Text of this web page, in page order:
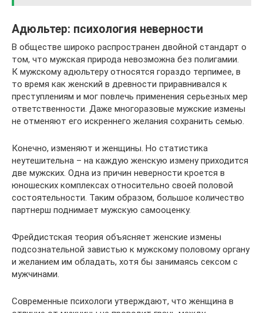
Адюльтер: психология неверности
В обществе широко распространен двойной стандарт о
том, что мужская природа невозможна без полигамии.
К мужскому адюльтеру относятся гораздо терпимее, в
то время как женский в древности приравнивался к
преступлениям и мог повлечь применения серьезных мер
ответственности. Даже многоразовые мужские измены
не отменяют его искреннего желания сохранить семью.
Конечно, изменяют и женщины. Но статистика
неутешительна – на каждую женскую измену приходится
две мужских. Одна из причин неверности кроется в
юношеских комплексах относительно своей половой
состоятельности. Таким образом, большое количество
партнерш поднимает мужскую самооценку.
Фрейдистская теория объясняет женские измены
подсознательной завистью к мужскому половому органу
и желанием им обладать, хотя бы занимаясь сексом с
мужчинами.
Современные психологи утверждают, что женщина в